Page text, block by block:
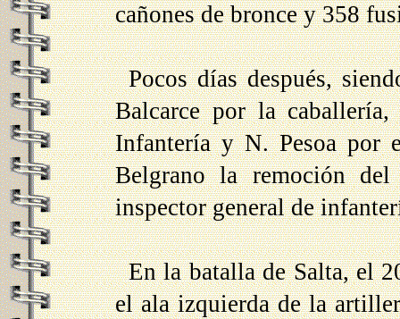
cañones de bronce y 358
Pocos días después,
Balcarce por la
Infantería y N. Pesoa por
Belgrano la remoción del
inspector general de
En la batalla de Salta, el
el ala izquierda de la